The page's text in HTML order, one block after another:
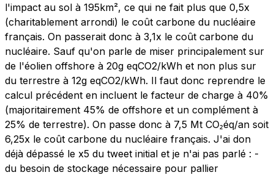
l'impact au sol à 195km², ce qui ne fait plus que 0,5x
(charitablement arrondi) le coût carbone du nucléaire
français. On passerait donc à 3,1x le coût carbone du
nucléaire. Sauf qu'on parle de miser principalement sur
de l'éolien offshore à 20g eqCO2/kWh et non plus sur
du terrestre à 12g eqCO2/kWh. Il faut donc reprendre le
calcul précédent en incluent le facteur de charge à 40%
(majoritairement 45% de offshore et un complément à
25% de terrestre). On passe donc à 7,5 Mt CO₂éq/an soit
6,25x le coût carbone du nucléaire français. J'ai don
déjà dépassé le x5 du tweet initial et je n'ai pas parlé : -
du besoin de stockage nécessaire pour pallier